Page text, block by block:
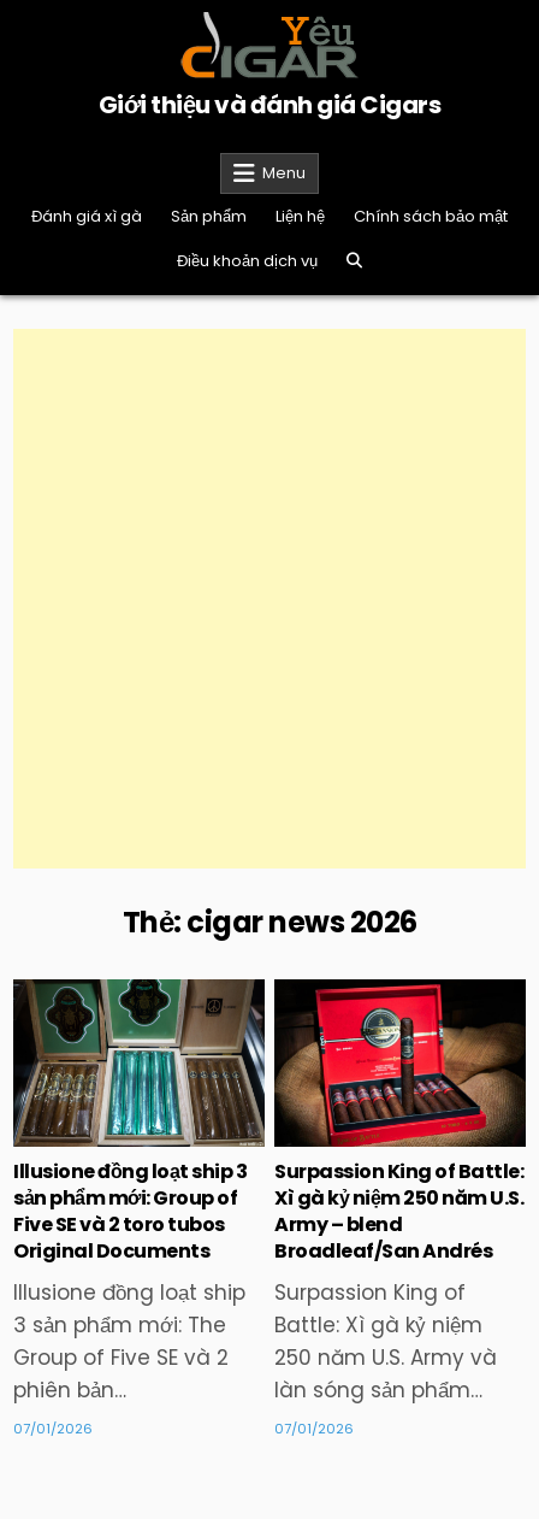
Giới thiệu và đánh giá Cigars
Menu
Đánh giá xì gà
Sản phẩm Liện hệ
Chính sách bảo mật
Điều khoản dịch vụ
Thẻ:cigar news 2026
Posted
in
Illusione đồng loạt ship 3
sản phẩm mới: Group of
Five SE và 2 toro tubos
Original Documents
Illusione đồng loạt ship
3 sản phẩm mới: The
Group of Five SE và 2
phiên bản…
07/01/2026
Posted
in
Surpassion King of Battle:
Xì gà kỷ niệm 250 năm U.S.
Army – blend
Broadleaf/San Andrés
Surpassion King of
Battle: Xì gà kỷ niệm
250 năm U.S. Army và
làn sóng sản phẩm…
07/01/2026